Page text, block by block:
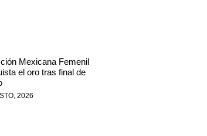
Mexicana Femenil
el oro tras final de
2026